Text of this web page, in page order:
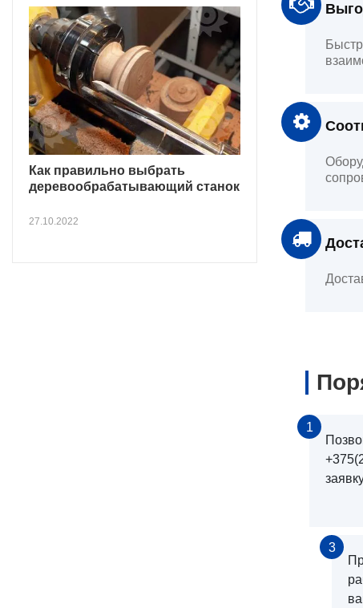
Как правильно выбрать
деревообрабатывающий станок
27.10.2022
1
3